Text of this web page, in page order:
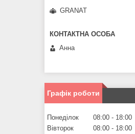
GRANAT
Анна
Графік роботи
Понеділок 08:00
18:00
Вівторок
08:00
18:00